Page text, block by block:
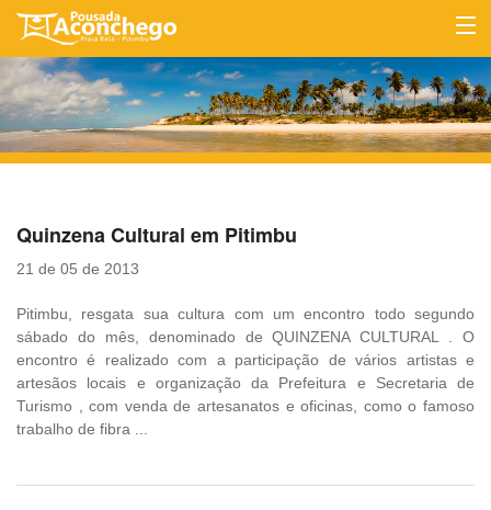
HOME
ACOMODAÇÕES
LOCALIZAÇÃO
INFORMES
CONTATO
Quinzena Cultural em Pitimbu
21 de 05 de 2013
Pitimbu, resgata sua cultura com um encontro todo segundo
sábado do mês, denominado de QUINZENA CULTURAL . O
encontro é realizado com a participação de vários artistas e
artesãos locais e organização da Prefeitura e Secretaria de
Turismo , com venda de artesanatos e oficinas, como o famoso
trabalho de fibra ...